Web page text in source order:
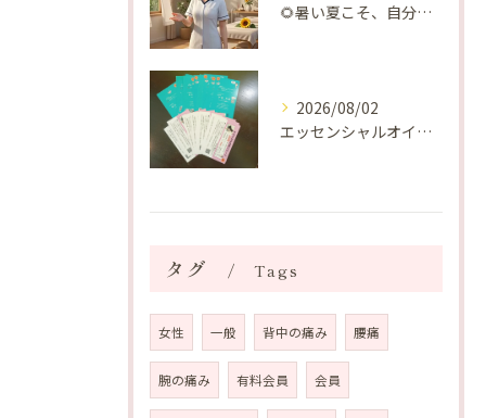
🌻暑い夏こそ、自分の身体を整える時間を♡
2026/08/02
エッセンシャルオイルプレゼントご当選番号発表 2026年8月
タグ Tags
女性 一般 背中の痛み 腰痛
腕の痛み 有料会員 会員